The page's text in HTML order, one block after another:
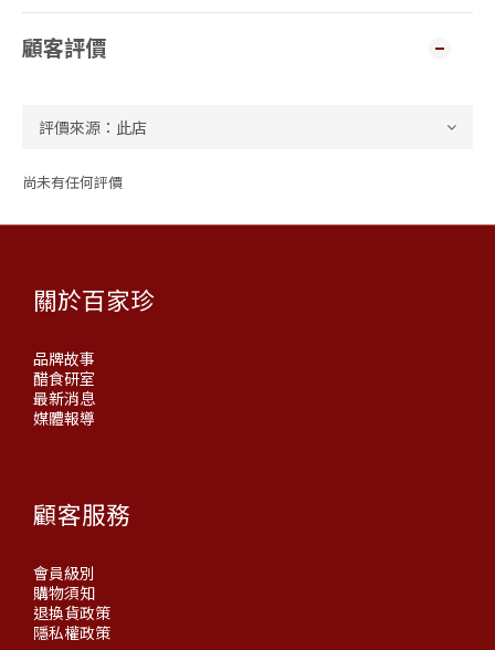
顧客評價
尚未有任何評價
關於百家珍
品牌故事
醋食研室
最新消息
媒體報導
顧客服務
會員級別
購物須知
退換貨政策
隱私權政策